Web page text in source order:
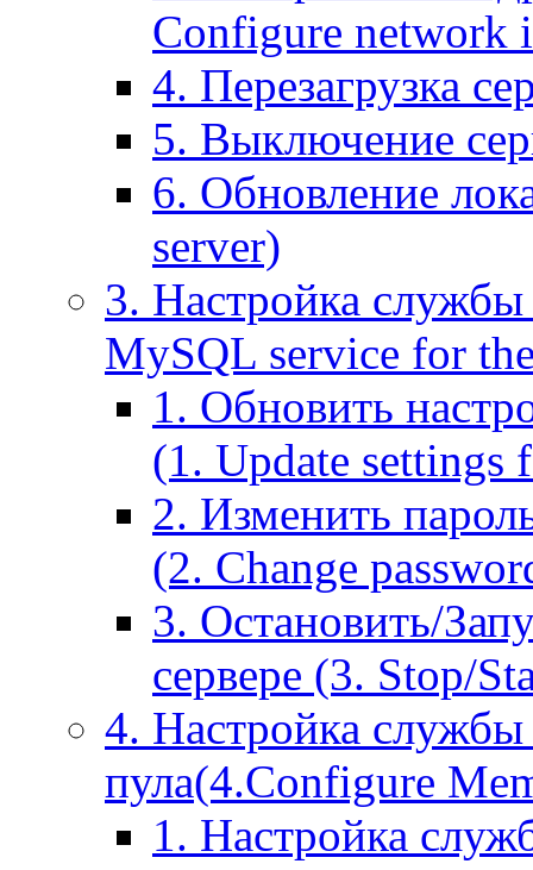
Configure network
4. Перезагрузка
5. Выключение
6. Обновление
server)
3. Настройка
MySQL service for
1. Обновить
(1. Update settings
2. Изменить
(2. Change
3. Остановить/
сервере (3. Stop/
4. Настройка
пула(4.Configure
1. Настройка